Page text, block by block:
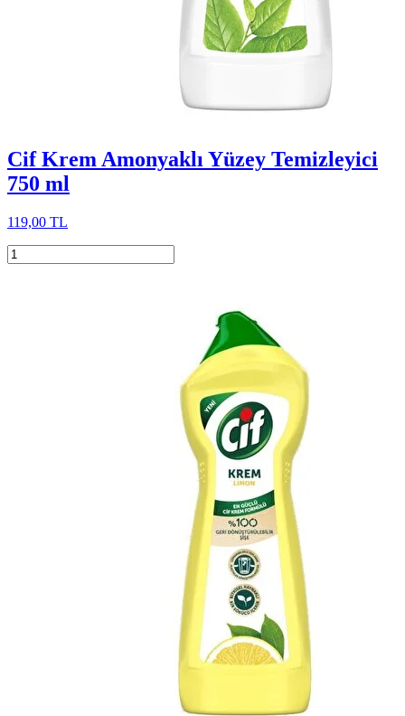
Cif Krem Amonyaklı Yüzey Temizleyici
750 ml
119,00 TL